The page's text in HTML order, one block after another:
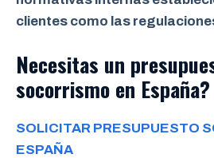
clientes como las
Necesitas un
socorrismo en España?
SOLICITAR PRESUPUESTO
ESPAÑA